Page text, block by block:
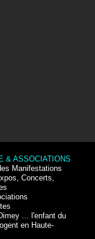
& ASSOCIATIONS
Manifestations
Concerts,
... l'enfant du
en Haute-